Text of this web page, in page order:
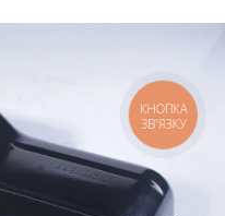
КНОПКА
ЗВ'ЯЗКУ